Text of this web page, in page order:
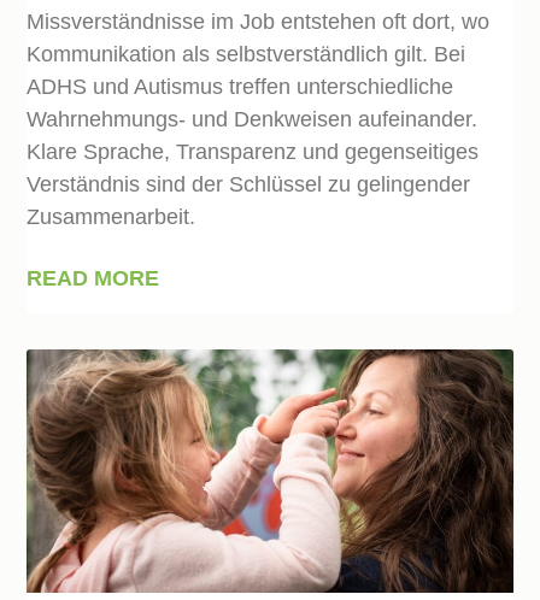
Missverständnisse im Job entstehen oft dort, wo
Kommunikation als selbstverständlich gilt. Bei
ADHS und Autismus treffen unterschiedliche
Wahrnehmungs- und Denkweisen aufeinander.
Klare Sprache, Transparenz und gegenseitiges
Verständnis sind der Schlüssel zu gelingender
Zusammenarbeit.
READ MORE